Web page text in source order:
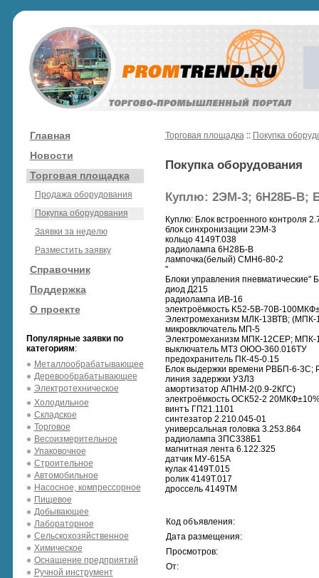
Главная
Новости
Торговая площадка
Продажа оборудования
Покупка оборудования
Заявки за неделю
Разместить заявку
Справочник
Поддержка
О проекте
Популярные заявки по
категориям:
Металлообрабатывающее
Деревообрабатывающее
Электротехническое
Холодильное
Складское
Торговое
Весоизмерительное
Упаковочное
Строительное
Автомобильное
Насосное, компрессорное
Пищевое
Добывающее
Лабораторное
Сельскохозяйственное
Химическое
Оснащение предприятий
Ручной инструмент
Торговая площадка:: Покупка
Покупка оборудования
Куплю: 2ЭМ-3; 6Н28Б-В;
Куплю: Блок встроенного контроля
блок синхронизации 2ЭМ-3
кольцо 4149Т.038
радиолампа 6Н28Б-В
лампочка(белый) СМН6-80-2
"
Блоки управления пневматические"
диод Д215
радиолампа ИВ-16
электроёмкость K52-5В-70В-
Электромеханизм МЛК-13ВТВ; (МПК-
микровключатель МП-5
Электромеханизм МПК-12СЕР;
выключатель МТ3 ОЮО-360.016ТУ
предохранитель ПК-45-0.15
Блок выдержки времени РВБП-6-
линия задержки У3Л3
амортизатор АПНМ-2(0.9-2КГС)
электроёмкость ОСК52-2
винтъ ГП21.1101
синтезатор 2.210.045-01
универсальная головка 3.253.864
радиолампа 3ПС338Б1
магнитная лента 6.122.325
датчик МУ-615А
кулак 4149Т.015
ролик 4149Т.017
дроссель 4149ТМ
Код объявления:
Дата размещения:
Просмотров:
От: